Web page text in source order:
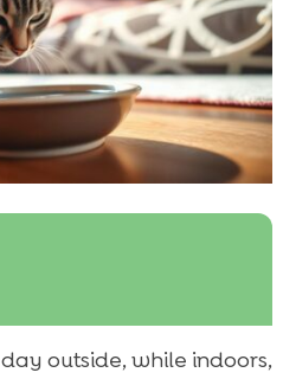
pre mačky
outside, while indoors,